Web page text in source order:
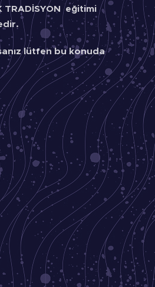
TRADİSYON eğitimi
lütfen bu konuda